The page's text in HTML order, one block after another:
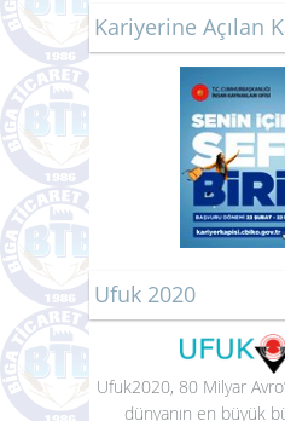
Kariyerine Açılan
Ufuk 2020
Ufuk2020, 80 Milyar
dünyanın en büyük